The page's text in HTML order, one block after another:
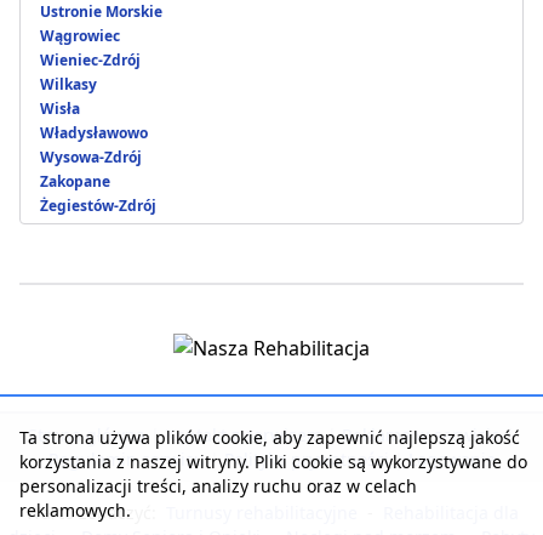
Ustronie Morskie
Wągrowiec
Wieniec-Zdrój
Wilkasy
Wisła
Władysławowo
Wysowa-Zdrój
Zakopane
Żegiestów-Zdrój
Strona główna | Kontakt z serwisem | Reklama w serwisie |
Regulamin serwisu | Polityka prywatności | Logowanie
Warto zobaczyć:
Ta strona używa plików cookie, aby zapewnić najlepszą jakość
korzystania z naszej witryny. Pliki cookie są wykorzystywane do
personalizacji treści, analizy ruchu oraz w celach
reklamowych.